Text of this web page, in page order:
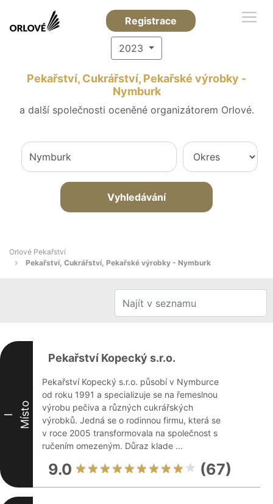
Registrace
2023
Pekařství, Cukrářství, Pekařské výrobky -
Nymburk
a další společnosti oceněné organizátorem Orlové.
Vyhledávání
Orlové Pekařství
Pekařství, Cukrářství, Pekařské výrobky - Nymburk
I Místo
Pekařství Kopecký s.r.o.
Pekařství Kopecký s.r.o. působí v Nymburce
od roku 1991 a specializuje se na řemeslnou
výrobu pečiva a různých cukrářských
výrobků. Jedná se o rodinnou firmu, která se
v roce 2005 transformovala na společnost s
ručením omezeným. Důraz klade ...
9.0 (67)